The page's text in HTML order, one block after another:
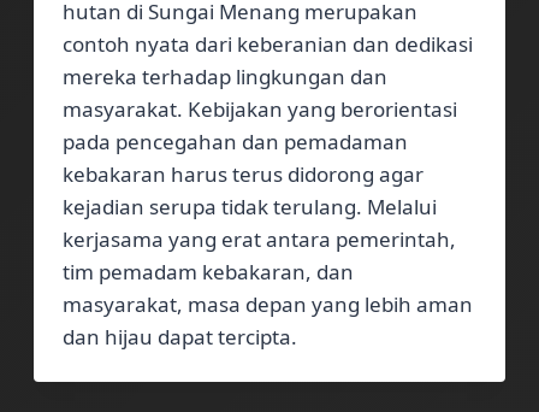
hutan di Sungai Menang merupakan
contoh nyata dari keberanian dan dedikasi
mereka terhadap lingkungan dan
masyarakat. Kebijakan yang berorientasi
pada pencegahan dan pemadaman
kebakaran harus terus didorong agar
kejadian serupa tidak terulang. Melalui
kerjasama yang erat antara pemerintah,
tim pemadam kebakaran, dan
masyarakat, masa depan yang lebih aman
dan hijau dapat tercipta.